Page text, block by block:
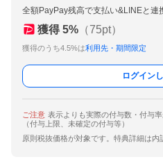
全額PayPay残高で支払い&LINEと連
獲得 5% （75pt）
獲得のうち4.5%は利用先・期間限定
ログイン
ご注意 表示よりも実際の付与数・付与
（付与上限、未確定の付与等）
原則税抜価格が対象です。特典詳細は内